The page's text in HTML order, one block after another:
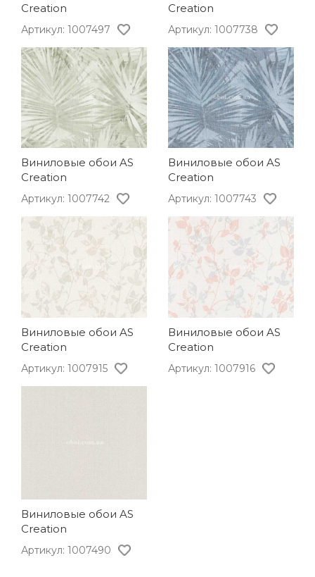
Creation
Артикул: 1007497
Creation
Артикул: 1007738
Виниловые обои AS
Creation
Артикул: 1007742
Виниловые обои AS
Creation
Артикул: 1007743
Виниловые обои AS
Creation
Артикул: 1007915
Виниловые обои AS
Creation
Артикул: 1007916
Виниловые обои AS
Creation
Артикул: 1007490